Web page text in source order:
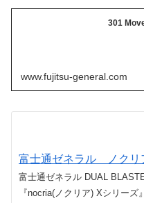
301
www.fujitsu-general.com
富士通ゼネラル ノクリ
富士通ゼネラル DUAL
『nocria(ノクリア) Xシリー